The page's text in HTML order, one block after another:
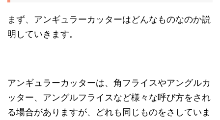
まず、アンギュラーカッターはどんなものなのか説
明していきます。
アンギュラーカッターは、角フライスやアングルカ
ッター、アングルフライスなど様々な呼び方をされ
る場合がありますが、どれも同じものをさしていま